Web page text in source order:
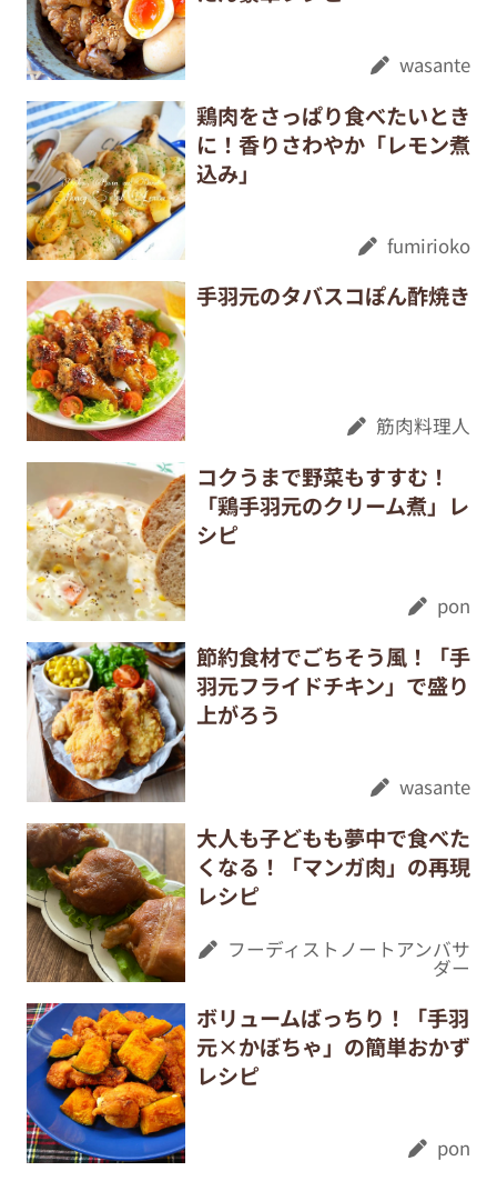
wasante
鶏肉をさっぱり食べたいとき
に！香りさわやか「レモン煮
込み」
fumirioko
手羽元のタバスコぽん酢焼き
筋肉料理人
コクうまで野菜もすすむ！
「鶏手羽元のクリーム煮」レ
シピ
pon
節約食材でごちそう風！「手
羽元フライドチキン」で盛り
上がろう
wasante
大人も子どもも夢中で食べた
くなる！「マンガ肉」の再現
レシピ
フーディストノートアンバサ
ダー
ボリュームばっちり！「手羽
元×かぼちゃ」の簡単おかず
レシピ
pon